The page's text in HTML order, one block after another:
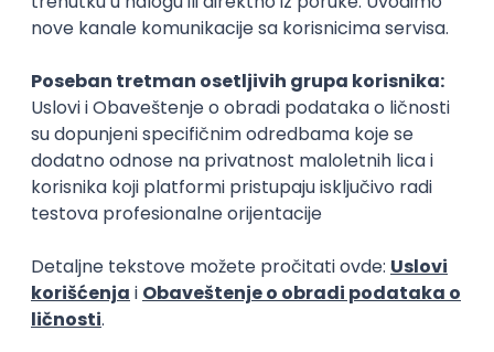
O nama
Za poslodavce
Uslovi korišćenja
Politika privatnosti
Uklonjeni profili poslodavaca
Za medije
Druželjubivi smo!